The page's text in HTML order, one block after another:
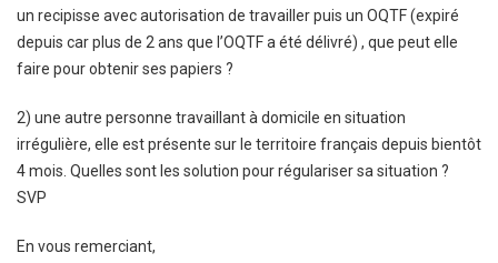
un recipisse avec autorisation de travailler puis un OQTF (expiré
depuis car plus de 2 ans que l’OQTF a été délivré) , que peut elle
faire pour obtenir ses papiers ?
2) une autre personne travaillant à domicile en situation
irrégulière, elle est présente sur le territoire français depuis bientôt
4 mois. Quelles sont les solution pour régulariser sa situation ?
SVP
En vous remerciant,